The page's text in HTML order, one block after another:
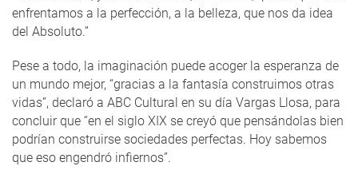
enfrentamos a la perfección, a la belleza, que nos da idea
del Absoluto.”
Pese a todo, la imaginación puede acoger la esperanza de
un mundo mejor, “gracias a la fantasía construimos otras
vidas”, declaró a ABC Cultural en su día Vargas Llosa, para
concluir que “en el siglo XIX se creyó que pensándolas bien
podrían construirse sociedades perfectas. Hoy sabemos
que eso engendró infiernos”.